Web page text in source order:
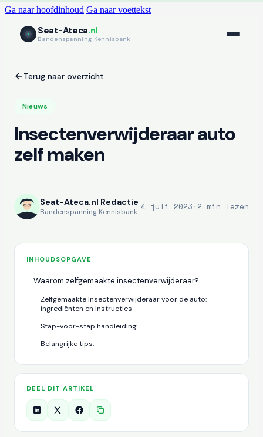
Ga naar hoofdinhoud Ga naar voettekst
Seat-Ateca.nl
Bandenspanning Kennisbank
Terug naar overzicht
Nieuws
Insectenverwijderaar auto
zelf maken
Seat-Ateca.nl Redactie
Bandenspanning Kennisbank 4 juli 2023 · 2 min lezen
INHOUDSOPGAVE
Waarom zelfgemaakte insectenverwijderaar?
Zelfgemaakte Insectenverwijderaar voor de auto:
ingrediënten en instructies
Stap-voor-stap handleiding:
Belangrijke tips:
DEEL DIT ARTIKEL